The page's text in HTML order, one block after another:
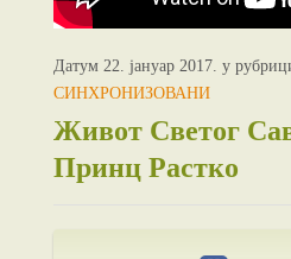
Датум 22. јануар 2017. у
СИНХРОНИЗОВАНИ
Живот Светог
Принц Растко